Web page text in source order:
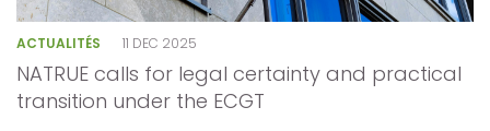
ACTUALITÉS 11 DEC 2025
NATRUE calls for legal certainty and practical
transition under the ECGT